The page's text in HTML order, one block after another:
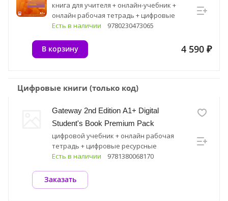
книга для учителя + онлайн-учебник +
онлайн рабочая тетрадь + цифровые
ресурсные материалы
Есть в наличии 9780230473065
4 590 ₽
В корзину
Цифровые книги (только код)
Gateway 2nd Edition A1+ Digital
Student's Book Premium Pack
цифровой учебник + онлайн рабочая
тетрадь + цифровые ресурсные
материалы
Есть в наличии 9781380068170
Заказать